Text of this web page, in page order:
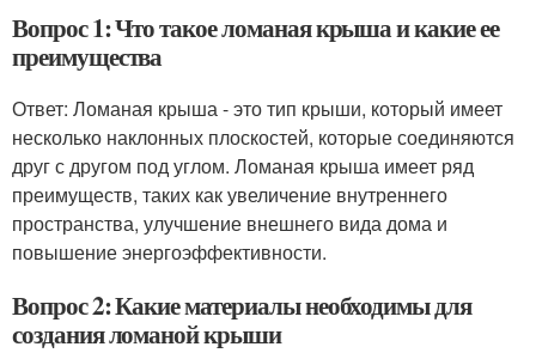
Вопрос 1: Что такое ломаная крыша и какие ее
преимущества
Ответ: Ломаная крыша - это тип крыши, который имеет
несколько наклонных плоскостей, которые соединяются
друг с другом под углом. Ломаная крыша имеет ряд
преимуществ, таких как увеличение внутреннего
пространства, улучшение внешнего вида дома и
повышение энергоэффективности.
Вопрос 2: Какие материалы необходимы для
создания ломаной крыши